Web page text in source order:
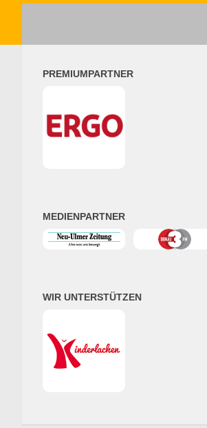
PREMIUMPARTNER
MEDIENPARTNER
WIR UNTERSTÜTZEN